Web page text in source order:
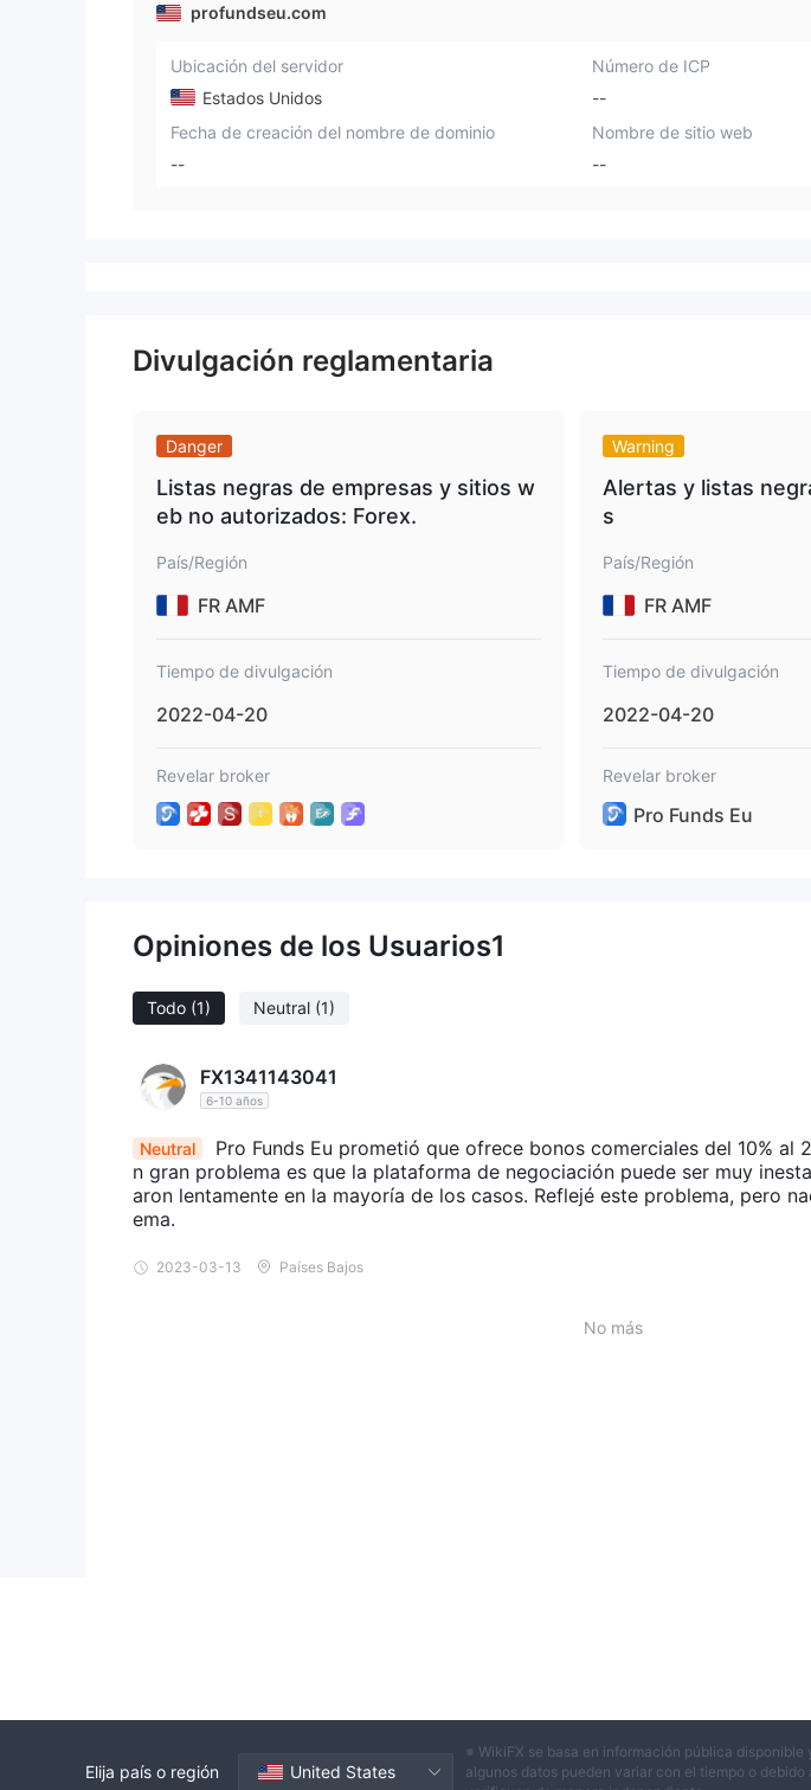
profundseu.com
Ubicación del servidor
Estados Unidos
Número de ICP
--
Fecha de creación del nombre de dominio
--
Nombre de sitio web
--
Divulgación reglamentaria
Danger
Listas negras de empresas y sitios w
eb no autorizados: Forex.
País/Región
FR AMF
Tiempo de divulgación
2022-04-20
Revelar broker
Warning
Alertas y listas
s
País/Región
FR AMF
Tiempo de divulgación
2022-04-20
Revelar broker
Pro Funds Eu
Opiniones de los Usuarios1
Todo (1) Neutral (1)
FX1341143041
6-10 años
Neutral
Pro Funds Eu prometió que ofrece bonos comerciales del 10% al
n gran problema es que la plataforma de negociación puede ser muy
aron lentamente en la mayoría de los casos. Reflejé este problema, pero
ema.
2023-03-13 Países Bajos
No más
Elija país o región United States
※ WikiFX se basa en información pública
algunos datos pueden variar con el tiempo o